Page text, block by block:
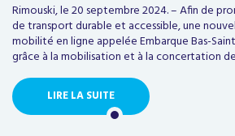
Rimouski, le 20 septembre 2024. – Afin de
de transport durable et accessible, une
mobilité en ligne appelée Embarque Bas-
grâce à la mobilisation et à la concertation de
LIRE LA SUITE